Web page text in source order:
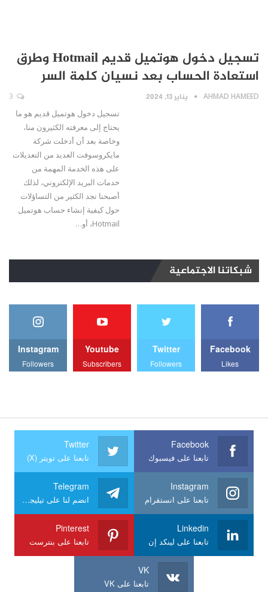
تسجيل دخول هوتميل قديم Hotmail وطرق
استعادة الحساب بعد نسيان كلمة السر
AHMAD HAMEED يناير 13, 2024
تسجيل دخول هوتميل قديم هو ما
يحتاج إلى معرفته الكثيرون منا،
وخاصة بعد أن أدخلت شركة
مايكروسوفت العديد من التعديلات
على هذه الخدمة المهمة من
خدمات البريد الإلكتروني، لذلك
أصبحنا نجد الكثير من التساؤلات
حول كيفية إنشاء حساب هوتميل
Hotmail، أو…
شبكاتنا الاجتماعية
Facebook
Likes
Twitter
Followers
Youtube
Subscribers
Instagram
Followers
Facebook
تابعنا على فيسبوك
Twitter
تابعنا على تويتر (X)
Instagram
تابعنا على انستقرام
Telegram
انضم لنا على تيليجرام
Linkedin
تابعنا على لينكد إن
Pinterest
تابعنا على بنترست
VK
تابعنا على VK